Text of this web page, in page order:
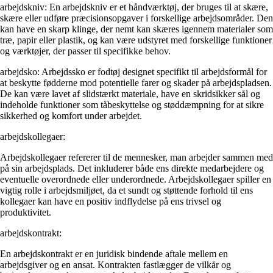
arbejdskniv: En arbejdskniv er et håndværktøj, der bruges til at skære,
skære eller udføre præcisionsopgaver i forskellige arbejdsområder. Den
kan have en skarp klinge, der nemt kan skæres igennem materialer som
træ, papir eller plastik, og kan være udstyret med forskellige funktioner
og værktøjer, der passer til specifikke behov.
arbejdsko: Arbejdssko er fodtøj designet specifikt til arbejdsformål for
at beskytte fødderne mod potentielle farer og skader på arbejdspladsen.
De kan være lavet af slidstærkt materiale, have en skridsikker sål og
indeholde funktioner som tåbeskyttelse og støddæmpning for at sikre
sikkerhed og komfort under arbejdet.
arbejdskollegaer:
Arbejdskollegaer refererer til de mennesker, man arbejder sammen med
på sin arbejdsplads. Det inkluderer både ens direkte medarbejdere og
eventuelle overordnede eller underordnede. Arbejdskollegaer spiller en
vigtig rolle i arbejdsmiljøet, da et sundt og støttende forhold til ens
kollegaer kan have en positiv indflydelse på ens trivsel og
produktivitet.
arbejdskontrakt:
En arbejdskontrakt er en juridisk bindende aftale mellem en
arbejdsgiver og en ansat. Kontrakten fastlægger de vilkår og